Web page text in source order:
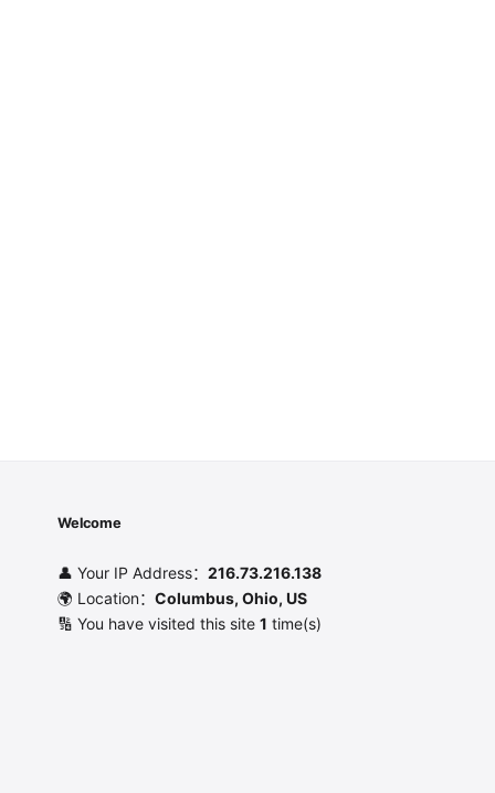
Welcome
👤 Your IP Address： 216.73.216.138
🌍 Location： Columbus, Ohio, US
🔢 You have visited this site 1 time(s)